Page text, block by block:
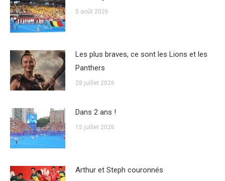
5 août 2026
Les plus braves, ce sont les Lions et les
Panthers
28 juillet 2026
Dans 2 ans !
15 juillet 2026
Arthur et Steph couronnés